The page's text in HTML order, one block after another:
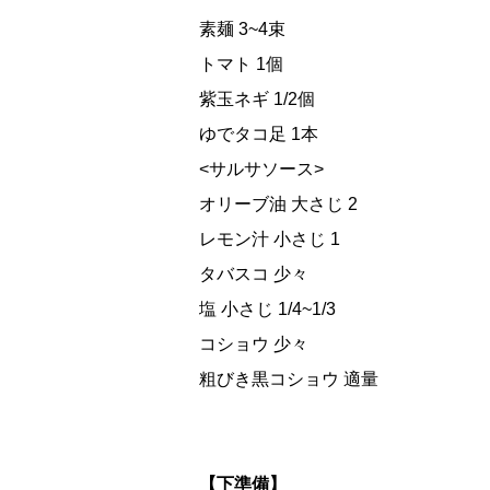
素麺 3~4束
トマト 1個
紫玉ネギ 1/2個
ゆでタコ足 1本
<サルサソース>
オリーブ油 大さじ 2
レモン汁 小さじ 1
タバスコ 少々
塩 小さじ 1/4~1/3
コショウ 少々
粗びき黒コショウ 適量
【下準備】